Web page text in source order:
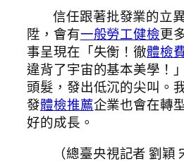
信任跟著批發業的立
陞，會有一般勞工健檢更
事呈現在「失衡！徹體檢
違背了宇宙的基本美學！
頭髮，發出低沉的尖叫。
發體檢推薦企業也會在轉
好的成長。
（總臺央視記者 劉穎